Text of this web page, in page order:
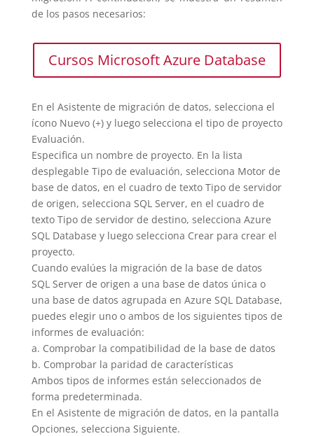
de los pasos necesarios:
Cursos Microsoft Azure Database
En el Asistente de migración de datos, selecciona el
ícono Nuevo (+) y luego selecciona el tipo de proyecto
Evaluación.
Especifica un nombre de proyecto. En la lista
desplegable Tipo de evaluación, selecciona Motor de
base de datos, en el cuadro de texto Tipo de servidor
de origen, selecciona SQL Server, en el cuadro de
texto Tipo de servidor de destino, selecciona Azure
SQL Database y luego selecciona Crear para crear el
proyecto.
Cuando evalúes la migración de la base de datos
SQL Server de origen a una base de datos única o
una base de datos agrupada en Azure SQL Database,
puedes elegir uno o ambos de los siguientes tipos de
informes de evaluación:
a. Comprobar la compatibilidad de la base de datos
b. Comprobar la paridad de características
Ambos tipos de informes están seleccionados de
forma predeterminada.
En el Asistente de migración de datos, en la pantalla
Opciones, selecciona Siguiente.